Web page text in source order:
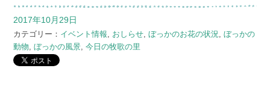
2017年10月29日
カテゴリー： イベント情報 おしらせ ,ぼっかのお花の状況 ,ぼっかの
動物 ,ぼっかの風景 ,今日の牧歌の里